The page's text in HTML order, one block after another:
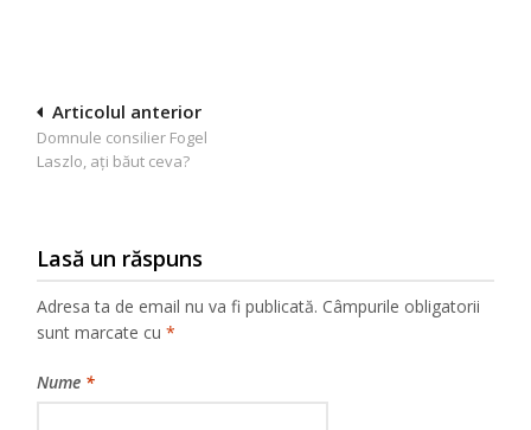
Navigare
în
Articolul anterior
Domnule consilier Fogel
Laszlo, aţi băut ceva?
Lasă un răspuns
Adresa ta de email nu va fi publicată. Câmpurile obligatorii
sunt marcate cu*
Nume *